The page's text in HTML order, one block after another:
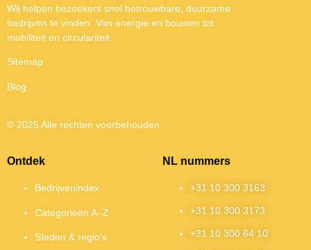
Wij helpen bezoekers snel betrouwbare, duurzame
bedrijven te vinden. Van energie en bouwen tot
mobiliteit en circulariteit.
Sitemap
Blog
© 2025 Alle rechten voorbehouden
Ontdek
Bedrijvenindex
Categorieën A–Z
Steden & regio’s
NL nummers
+31 10 300 3163
+31 10 300 3173
+31 10 300 64 10